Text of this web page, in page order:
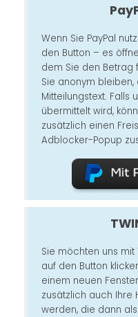
Wenn Sie PayPal
den Button – es
dem Sie den Betrag
Sie anonym
Mitteilungstext. Falls
übermittelt wird,
zusätzlich einen
Adblocker-Popup
Sie möchten uns mit
auf den Button
einem neuen
zusätzlich auch
werden, die dann